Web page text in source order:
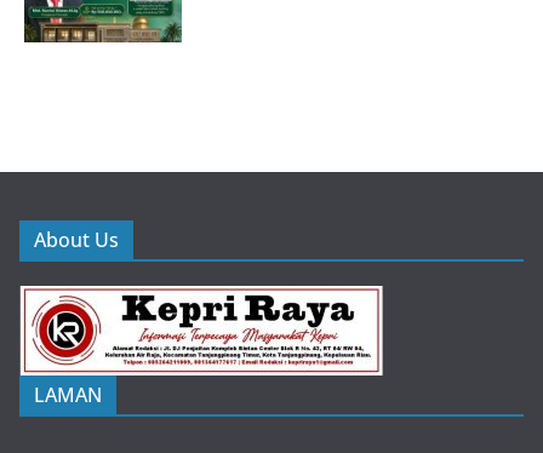
About Us
LAMAN